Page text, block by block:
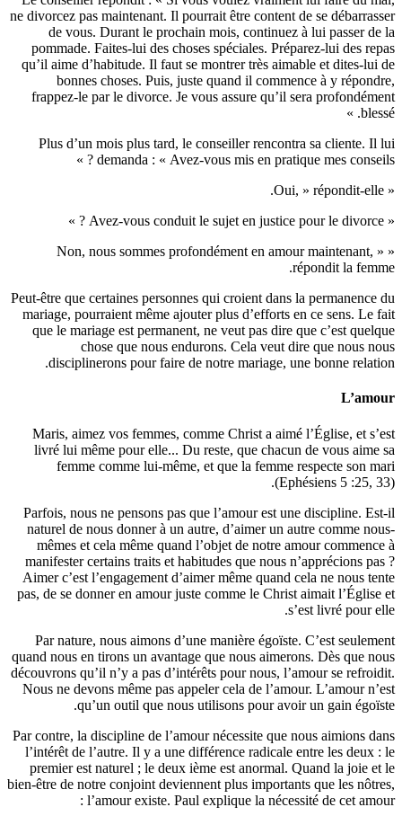
ne divorcez
de
qu’il
Plus
«
Peut-être
mariage,
que le
Maris,
livré lui
Parfois,
naturel
Aimer
pas, de se
Par
quand
découvrons
Nous ne
Par contre,
l’intérêt
premier
bien-être de